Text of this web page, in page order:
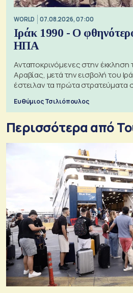
WORLD 07.08.2026, 07:00
Ιράκ 1990 - Ο
ΗΠΑ
Ανταποκρινόμενες στην έκκληση
Αραβίας, μετά την εισβολή του
έστειλαν τα πρώτα
Ευθύμιος Τσιλιόπουλος
Περισσότερα από